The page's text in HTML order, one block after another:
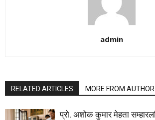
admin
RELATED ARTICLES MORE FROM AUTHOR
प्रो. अशोक कुमार मेहता